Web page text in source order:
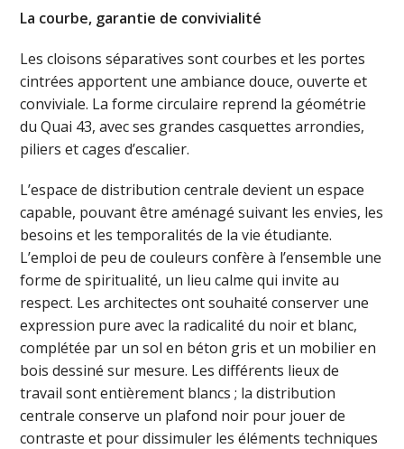
La courbe, garantie de convivialité
Les cloisons séparatives sont courbes et les portes
cintrées apportent une ambiance douce, ouverte et
conviviale. La forme circulaire reprend la géométrie
du Quai 43, avec ses grandes casquettes arrondies,
piliers et cages d’escalier.
L’espace de distribution centrale devient un espace
capable, pouvant être aménagé suivant les envies, les
besoins et les temporalités de la vie étudiante.
L’emploi de peu de couleurs confère à l’ensemble une
forme de spiritualité, un lieu calme qui invite au
respect. Les architectes ont souhaité conserver une
expression pure avec la radicalité du noir et blanc,
complétée par un sol en béton gris et un mobilier en
bois dessiné sur mesure. Les différents lieux de
travail sont entièrement blancs ; la distribution
centrale conserve un plafond noir pour jouer de
contraste et pour dissimuler les éléments techniques